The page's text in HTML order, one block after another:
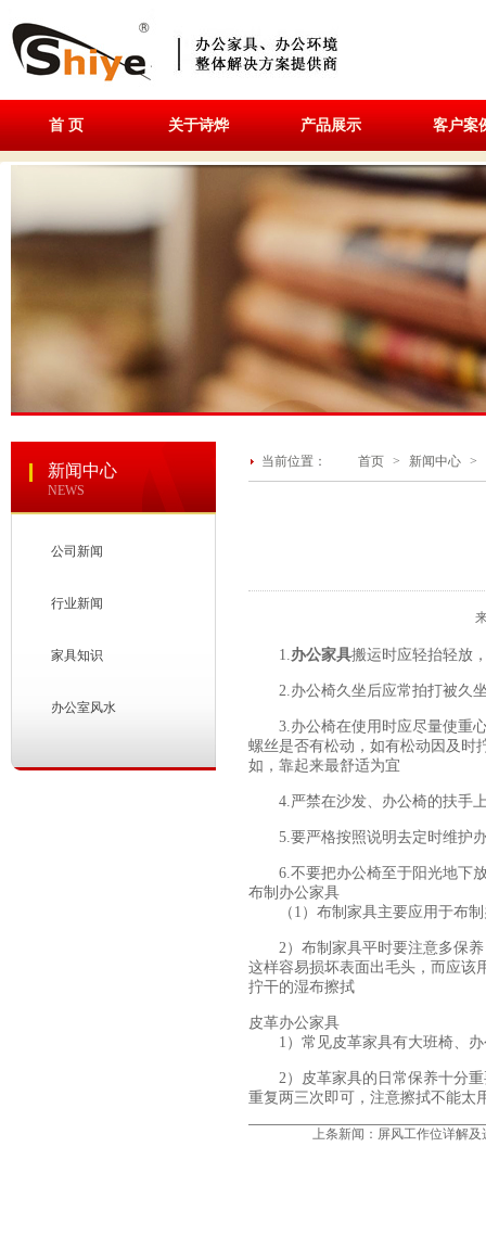
首 页 关于诗烨 产品展示 客户案
新闻中心
NEWS
公司新闻
行业新闻
家具知识
办公室风水
当前位置： 首页 > 新闻中心 >
1.办公家具搬运时应轻抬轻放
2.办公椅久坐后应常拍打被久
3.办公椅在使用时应尽量使重心
螺丝是否有松动，如有松动因及时
如，靠起来最舒适为宜
4.严禁在沙发、办公椅的扶手上
5.要严格按照说明去定时维护办
6.不要把办公椅至于阳光地下放
布制 办公家具
（1）布制家具主要应用于布制
2）布制家具平时要注意多保养
这样容易损坏表面出毛头，而应该
拧干的湿布擦拭
皮革办公家具
1）常见皮革家具有大班椅、办
2） 皮革家具的日常保养十分
重复两三次即可，注意擦拭不能太
上条新闻： 屏风工作位详解及